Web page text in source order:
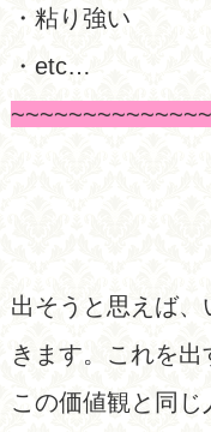
・粘り強い
・etc…
出そうと思えば、
きます。これを出
この価値観と同じ